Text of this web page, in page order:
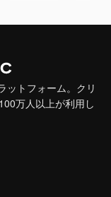
ットフォーム。クリ
万人以上が利用し